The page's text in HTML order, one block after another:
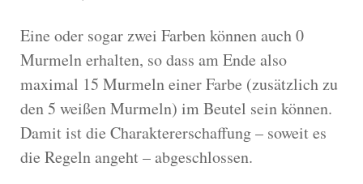
Eine oder sogar zwei Farben können auch 0
Murmeln erhalten, so dass am Ende also
maximal 15 Murmeln einer Farbe (zusätzlich zu
den 5 weißen Murmeln) im Beutel sein können.
Damit ist die Charaktererschaffung – soweit es
die Regeln angeht – abgeschlossen.